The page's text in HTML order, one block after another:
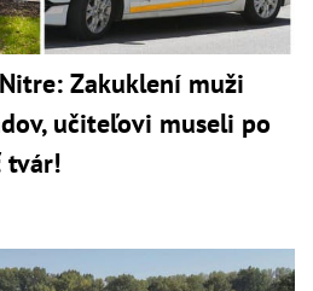
Zakuklení muži
učiteľovi museli po
tvár!